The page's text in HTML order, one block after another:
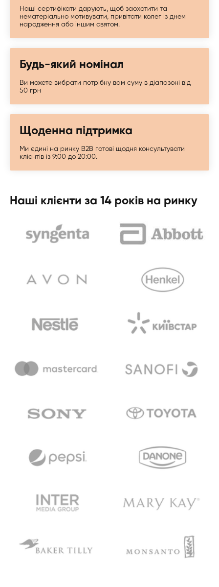
Наші сертифікати дарують, щоб заохотити та
нематеріально мотивувати, привітати колег із днем ​​
народження або іншим святом.
Будь-який номінал
Ви можете вибрати потрібну вам суму в діапазоні від
50 грн
Щоденна підтримка
Ми єдині на ринку B2B готові щодня консультувати
клієнтів із 9:00 до 20:00.
Наші клієнти за 14 років на ринку